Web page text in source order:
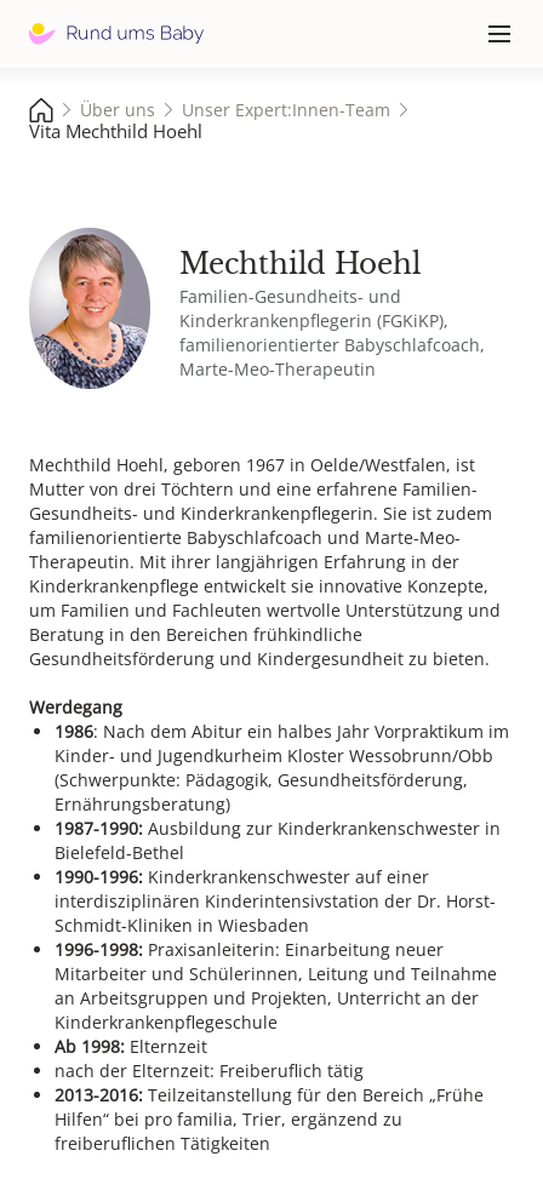
≡
Über uns Unser Expert:Innen-Team
Vita Mechthild Hoehl
Mechthild Hoehl
Familien-Gesundheits- und
Kinderkrankenpflegerin (FGKiKP),
familien­orientierter Baby­schlaf­coach,
Marte-Meo-Therapeutin
Mechthild Hoehl, geboren 1967 in Oelde/Westfalen, ist
Mutter von drei Töchtern und eine erfahrene Familien-
Gesundheits- und Kinderkrankenpflegerin. Sie ist zudem
familienorientierte Babyschlafcoach und Marte-Meo-
Therapeutin. Mit ihrer langjährigen Erfahrung in der
Kinderkrankenpflege entwickelt sie innovative Konzepte,
um Familien und Fachleuten wertvolle Unterstützung und
Beratung in den Bereichen frühkindliche
Gesundheitsförderung und Kindergesundheit zu bieten.
Werdegang
1986: Nach dem Abitur ein halbes Jahr Vorpraktikum im
Kinder- und Jugendkurheim Kloster Wessobrunn/Obb
(Schwerpunkte: Pädagogik, Gesundheitsförderung,
Ernährungsberatung)
1987-1990: Ausbildung zur Kinderkrankenschwester in
Bielefeld-Bethel
1990-1996: Kinderkrankenschwester auf einer
interdisziplinären Kinderintensivstation der Dr. Horst-
Schmidt-Kliniken in Wiesbaden
1996-1998: Praxisanleiterin: Einarbeitung neuer
Mitarbeiter und Schülerinnen, Leitung und Teilnahme
an Arbeitsgruppen und Projekten, Unterricht an der
Kinderkrankenpflegeschule
Ab 1998: Elternzeit
nach der Elternzeit: Freiberuflich tätig
2013-2016: Teilzeitanstellung für den Bereich „Frühe
Hilfen“ bei pro familia, Trier, ergänzend zu
freiberuflichen Tätigkeiten